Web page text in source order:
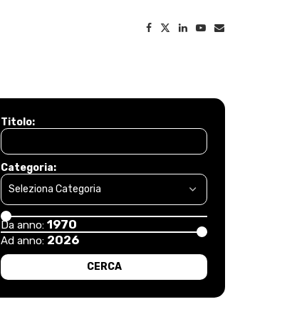
Titolo:
Categoria:
Da anno: 1970
Ad anno: 2026